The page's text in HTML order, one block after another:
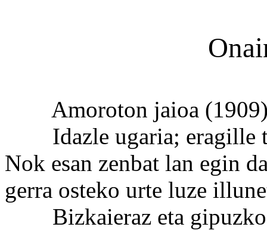
Amoroton jaioa
Idazle ugaria; eragille
Nok esan zenbat lan egin
gerra osteko urte luze
Bizkaieraz eta